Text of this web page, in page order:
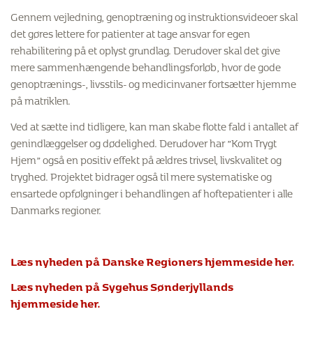
Gennem vejledning, genoptræning og instruktionsvideoer skal
det gøres lettere for patienter at tage ansvar for egen
rehabilitering på et oplyst grundlag. Derudover skal det give
mere sammenhængende behandlingsforløb, hvor de gode
genoptrænings-, livsstils- og medicinvaner fortsætter hjemme
på matriklen.
Ved at sætte ind tidligere, kan man skabe flotte fald i antallet af
genindlæggelser og dødelighed. Derudover har ”Kom Trygt
Hjem” også en positiv effekt på ældres trivsel, livskvalitet og
tryghed. Projektet bidrager også til mere systematiske og
ensartede opfølgninger i behandlingen af hoftepatienter i alle
Danmarks regioner.
Læs nyheden på Danske Regioners hjemmeside her.
Læsnyhedenpå Sygehus Sønderjyllands
hjemmeside her.